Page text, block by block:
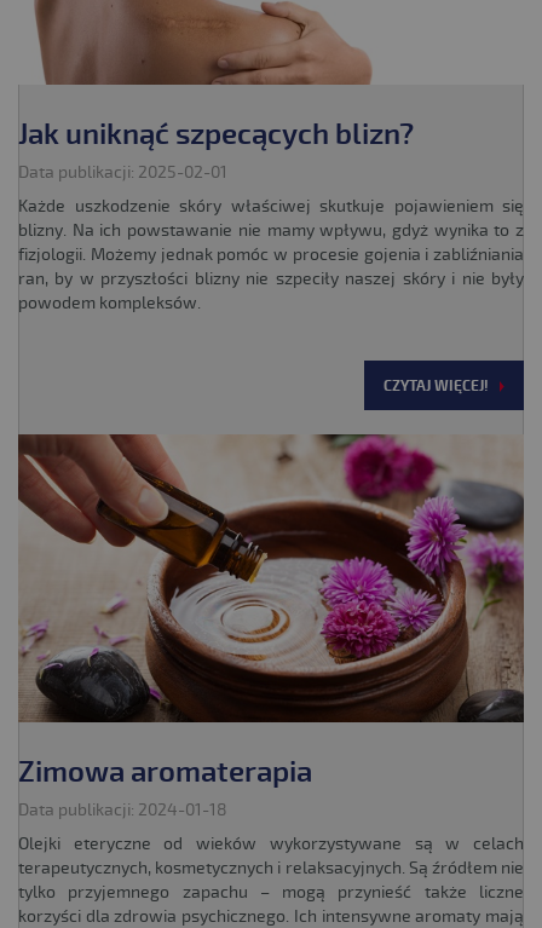
Jak uniknąć szpecących blizn?
Data publikacji: 2025-02-01
Każde uszkodzenie skóry właściwej skutkuje pojawieniem się
blizny. Na ich powstawanie nie mamy wpływu, gdyż wynika to z
fizjologii. Możemy jednak pomóc w procesie gojenia i zabliźniania
ran, by w przyszłości blizny nie szpeciły naszej skóry i nie były
powodem kompleksów.
CZYTAJ WIĘCEJ!
Zimowa aromaterapia
Data publikacji: 2024-01-18
Olejki eteryczne od wieków wykorzystywane są w celach
terapeutycznych, kosmetycznych i relaksacyjnych. Są źródłem nie
tylko przyjemnego zapachu – mogą przynieść także liczne
korzyści dla zdrowia psychicznego. Ich intensywne aromaty mają